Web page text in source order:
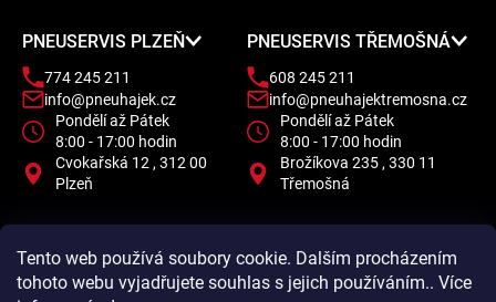
Tento web používá soubory cookie. Dalším procházením
tohoto webu vyjadřujete souhlas s jejich používáním.. Více
PNEUSERVIS PLZEŇ
774 245 211
info@pneuhajek.cz
Pondělí až Pátek
8:00 - 17:00 hodin
Cvokařská 12 , 312 00
Plzeň
PNEUSERVIS TŘEMOŠNÁ
608 245 211
info@pneuhajektremosna.cz
Pondělí až Pátek
8:00 - 17:00 hodin
Brožíkova 235 , 330 11
Třemošná